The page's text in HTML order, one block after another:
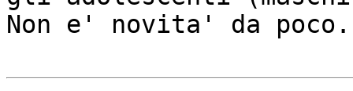
Non e' novita' da